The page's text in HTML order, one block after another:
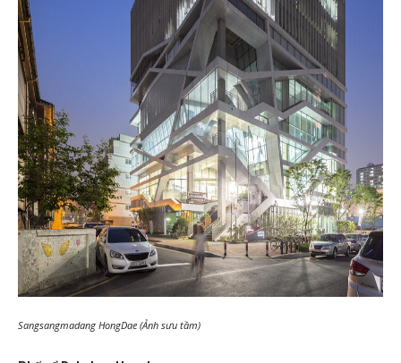
Sangsangmadang HongDae (Ảnh sưu tầm)